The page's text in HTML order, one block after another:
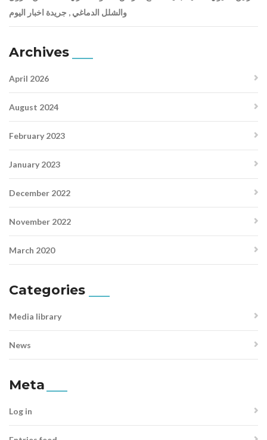
والشلل الدماغي , جريدة اخبار اليوم
Archives
April 2026
August 2024
February 2023
January 2023
December 2022
November 2022
March 2020
Categories
Media library
News
Meta
Log in